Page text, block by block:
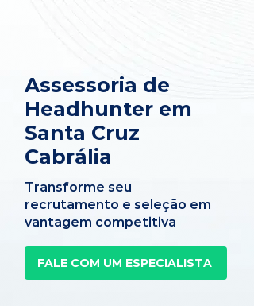
Assessoria de
Headhunter em
Santa Cruz
Cabrália
Transforme seu
recrutamento e seleção em
vantagem competitiva
FALE COM UM ESPECIALISTA